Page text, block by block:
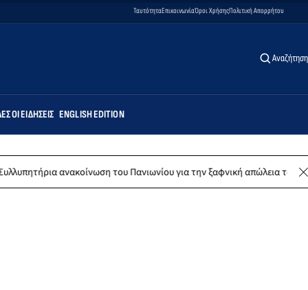
ΤαυτότηταΕπικοινωνίαΌροι ΧρήσηςΠολιτική Απορρήτου
Αναζήτηση
ΟΙ ΕΙΔΉΣΕΙΣ ENGLISH EDITION
ανακοίνωση του Πανιωνίου για την ξαφνική απώλεια του Δημήτρη